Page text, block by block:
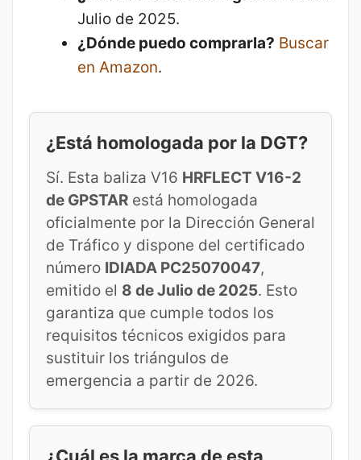
Julio de 2025.
¿Dónde puedo comprarla? Buscar
en Amazon.
¿Está homologada por la DGT?
Sí. Esta baliza V16 HRFLECT V16-2
de GPSTAR está homologada
oficialmente por la Dirección General
de Tráfico y dispone del certificado
número IDIADA PC25070047,
emitido el 8 de Julio de 2025. Esto
garantiza que cumple todos los
requisitos técnicos exigidos para
sustituir los triángulos de
emergencia a partir de 2026.